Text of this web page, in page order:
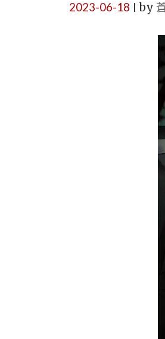
2023-06-18 by